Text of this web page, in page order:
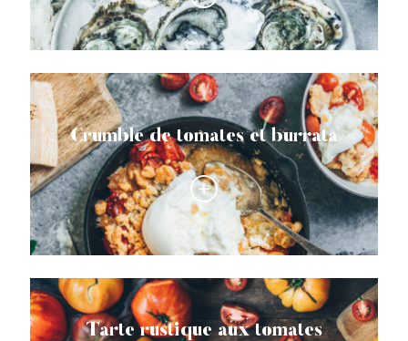
Crumble de tomates et burrata
Tarte rustique aux tomates